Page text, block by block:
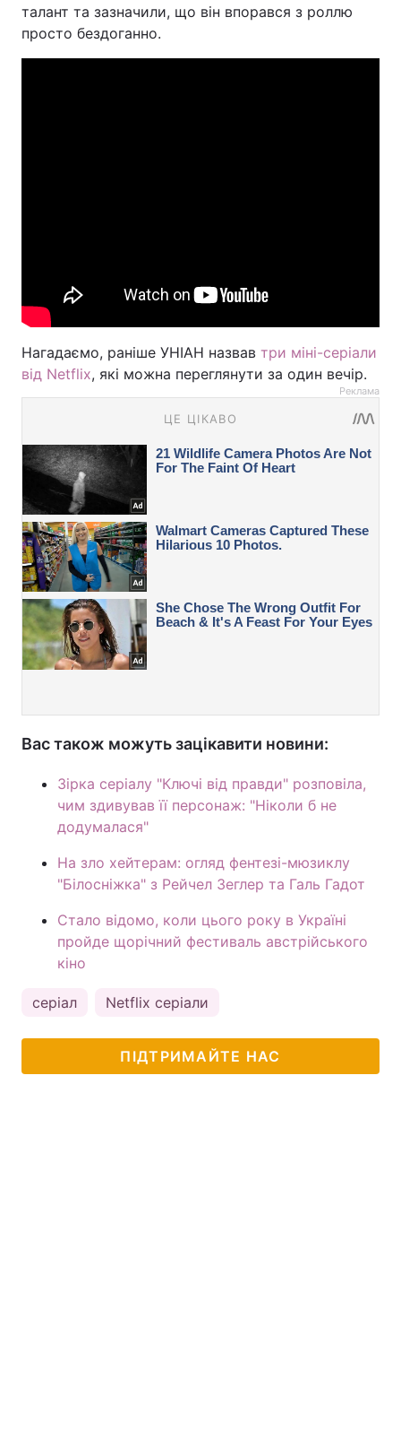
талант та зазначили, що він впорався з роллю
просто бездоганно.
Нагадаємо, раніше УНІАН назвав три міні-серіали
від Netflix, які можна переглянути за один вечір.
Реклама
Вас також можуть зацікавити новини:
Зірка серіалу "Ключі від правди" розповіла,
чим здивував її персонаж: "Ніколи б не
додумалася"
На зло хейтерам: огляд фентезі-мюзиклу
"Білосніжка" з Рейчел Зеглер та Галь Гадот
Стало відомо, коли цього року в Україні
пройде щорічний фестиваль австрійського
кіно
серіал Netflix серіали
ПІДТРИМАЙТЕ НАС